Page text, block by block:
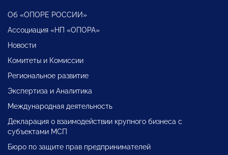
Об «ОПОРЕ РОССИИ»
Ассоциация «НП «ОПОРА»
Новости
Комитеты и Комиссии
Региональное развитие
Экспертиза и Аналитика
Международная деятельность
Декларация о взаимодействии крупного бизнеса с
субъектами МСП
Бюро по защите прав предпринимателей